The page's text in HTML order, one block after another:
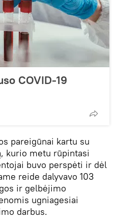
COVID-19
pareigūnai kartu su
kurio metu rūpintasi
buvo perspėti ir dėl
reide dalyvavo 103
ir gelbėjimo
ugniagesiai
darbus.